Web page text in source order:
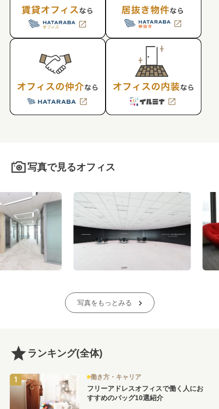
写真で見るオフィス
写真をもっとみる
ランキング(全体)
働き方・キャリア
フリーアドレスオフィスで働く人にお
すすめのバッグ10選紹介